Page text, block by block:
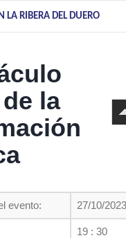
LA RIBERA DEL DUERO
la
evento: 27/10/2023
19 : 30